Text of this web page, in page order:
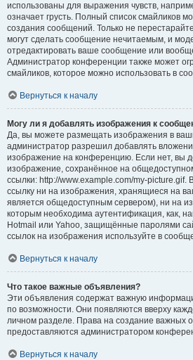
использованы для выражения чувств,
означает грусть. Полный список смайликов
создания сообщений. Только не
могут сделать сообщение нечитаемым, и
отредактировать ваше сообщение или
Администратор конференции также может
смайликов, которое можно использовать в
Вернуться к началу
Могу ли я добавлять изображения к
Да, вы можете размещать изображения в
администратор разрешил добавлять
изображение на конференцию. Если нет, вы
изображение, сохранённое на
ссылки: http://www.example.com/my-picture.gif.
ссылку ни на изображения, хранящиеся на
является общедоступным сервером), ни на
которым необходима аутентификация, как,
Hotmail или Yahoo, защищённые паролями
ссылок на изображения используйте в
Вернуться к началу
Что такое важные объявления?
Эти объявления содержат важную
по возможности. Они появляются вверху
личном разделе. Права на создание важных
предоставляются администратором
Вернуться к началу